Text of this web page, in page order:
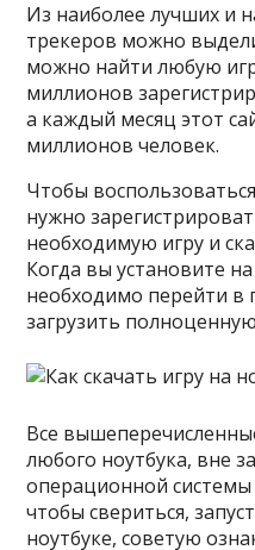
Из наиболее лучших и
трекеров можно
можно найти любую
миллионов
а каждый месяц этот
миллионов человек.
Чтобы
нужно
необходимую игру и
Когда вы установите
необходимо перейти в
загрузить
Все
любого ноутбука, вне
операционной
чтобы свериться,
ноутбуке, советую